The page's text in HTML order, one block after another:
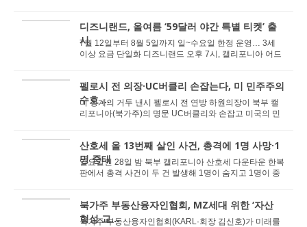
디즈니랜드, 올여름 ‘59달러 야간 특별 티켓’ 출
시
7월 12일부터 8월 5일까지 일~수요일 한정 운영… 3세
이상 요금 단일화 디즈니랜드 오후 7시, 캘리포니아 어드
펠로시 전 의장·UC버클리 손잡는다, 미 민주주의
수호 ...
미 정계의 거두 낸시 펠로시 전 연방 하원의장이 북부 캘
리포니아(북가주)의 명문 UC버클리와 손잡고 미국의 민
산호세 올 13번째 살인 사건, 총격에 1명 사망·1
명 중태
일요일인 28일 밤 북부 캘리포니아 산호세 다운타운 한복
판에서 총격 사건이 두 건 발생해 1명이 숨지고 1명이 중
북가주 부동산융자인협회, MZ세대 위한 ‘자산
형성 교...
북가주 부동산융자인협회(KARL·회장 김신호)가 미래를